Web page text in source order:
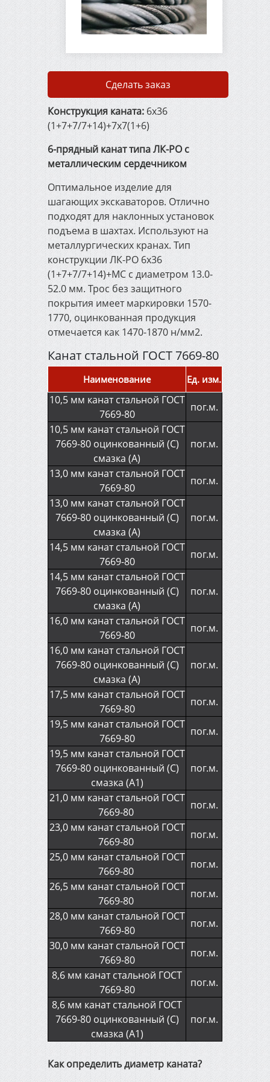
Сварочные электроды
Сварочная проволока
ГОСТ 2246-70
Упаковочная
металлическая лента
Металлорежущий и
деревообрабатывающий
инструмент
Штукатурно-малярный
инструмент
Инженерная сантехника,
отопление и канализация
Электрика и освещение
Строительно-садовый
инвентарь
Электроинструмент
Измерительный и ручной
инструмент
Сварочное оборудование
Автоматические ворота и
видеонаблюдение
Спецодежда и средства
защиты
Импортный канат Usha
Martin
Сделать заказ
Конструкция каната:6х36
(1+7+7/7+14)+7х7(1+6)
6-прядный канат типа ЛК-РО с
металлическим сердечником
Оптимальное изделие для
шагающих экскаваторов. Отлично
подходят для наклонных установок
подъема в шахтах. Используют на
металлургических кранах. Тип
конструкции ЛК-РО 6х36
(1+7+7/7+14)+МС с диаметром 13.0-
52.0 мм. Трос без защитного
покрытия имеет маркировки 1570-
1770, оцинкованная продукция
отмечается как 1470-1870 н/мм2.
Канат стальной ГОСТ 7669-80
Наименование Ед. изм.
10,5 мм канат стальной ГОСТ
7669-80
пог.м.
10,5 мм канат стальной ГОСТ
7669-80 оцинкованный (С)
смазка (А)
пог.м.
13,0 мм канат стальной ГОСТ
7669-80
пог.м.
13,0 мм канат стальной ГОСТ
7669-80 оцинкованный (С)
смазка (А)
пог.м.
14,5 мм канат стальной ГОСТ
7669-80
пог.м.
14,5 мм канат стальной ГОСТ
7669-80 оцинкованный (С)
смазка (А)
пог.м.
16,0 мм канат стальной ГОСТ
7669-80
пог.м.
16,0 мм канат стальной ГОСТ
7669-80 оцинкованный (С)
смазка (А)
пог.м.
17,5 мм канат стальной ГОСТ
7669-80
пог.м.
19,5 мм канат стальной ГОСТ
7669-80
пог.м.
19,5 мм канат стальной ГОСТ
7669-80 оцинкованный (С)
смазка (А1)
пог.м.
21,0 мм канат стальной ГОСТ
7669-80
пог.м.
23,0 мм канат стальной ГОСТ
7669-80
пог.м.
25,0 мм канат стальной ГОСТ
7669-80
пог.м.
26,5 мм канат стальной ГОСТ
7669-80
пог.м.
28,0 мм канат стальной ГОСТ
7669-80
пог.м.
30,0 мм канат стальной ГОСТ
7669-80
пог.м.
8,6 мм канат стальной ГОСТ
7669-80
пог.м.
8,6 мм канат стальной ГОСТ
7669-80 оцинкованный (С)
смазка (А1)
пог.м.
Как определить диаметр каната?